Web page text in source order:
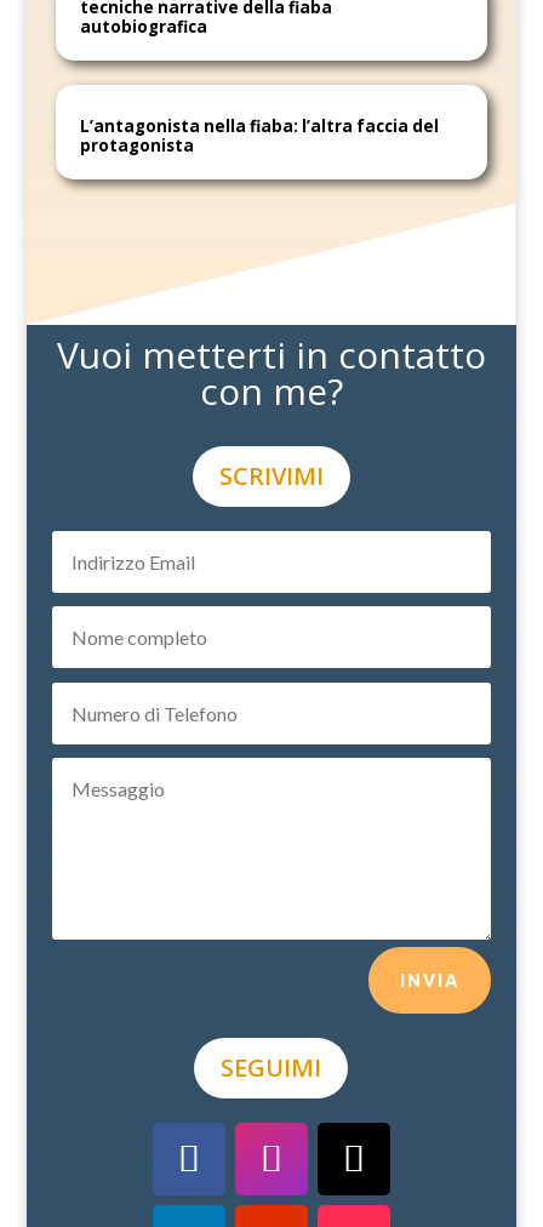
tecniche narrative della fiaba
autobiografica
L’antagonista nella fiaba: l’altra faccia del
protagonista
Vuoi metterti in contatto
con me?
SCRIVIMI
INVIA
SEGUIMI